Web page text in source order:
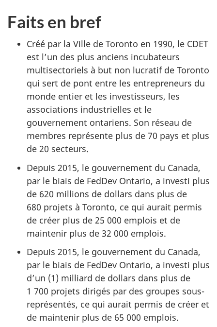
Faits en bref
Créé par la Ville de Toronto en 1990, le CDET
est l’un des plus anciens incubateurs
multisectoriels à but non lucratif de Toronto
qui sert de pont entre les entrepreneurs du
monde entier et les investisseurs, les
associations industrielles et le
gouvernement ontariens. Son réseau de
membres représente plus de 70 pays et plus
de 20 secteurs.
Depuis 2015, le gouvernement du Canada,
par le biais de FedDev Ontario, a investi plus
de 620 millions de dollars dans plus de
680 projets à Toronto, ce qui aurait permis
de créer plus de 25 000 emplois et de
maintenir plus de 32 000 emplois.
Depuis 2015, le gouvernement du Canada,
par le biais de FedDev Ontario, a investi plus
d’un (1) milliard de dollars dans plus de
1 700 projets dirigés par des groupes sous-
représentés, ce qui aurait permis de créer et
de maintenir plus de 65 000 emplois.